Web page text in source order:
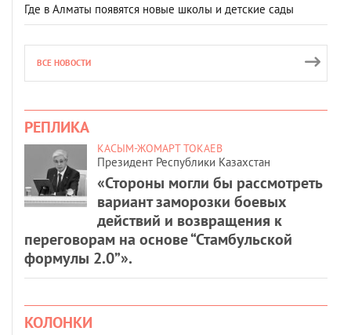
Где в Алматы появятся новые школы и детские сады
ВСЕ НОВОСТИ
РЕПЛИКА
КАСЫМ-ЖОМАРТ ТОКАЕВ
Президент Республики Казахстан
«Стороны могли бы рассмотреть
вариант заморозки боевых
действий и возвращения к
переговорам на основе “Стамбульской
формулы 2.0”».
КОЛОНКИ